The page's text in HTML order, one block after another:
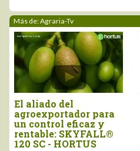
Más de: Agraria-Tv
El aliado del
agroexportador para
un control eficaz y
rentable: SKYFALL®
120 SC - HORTUS